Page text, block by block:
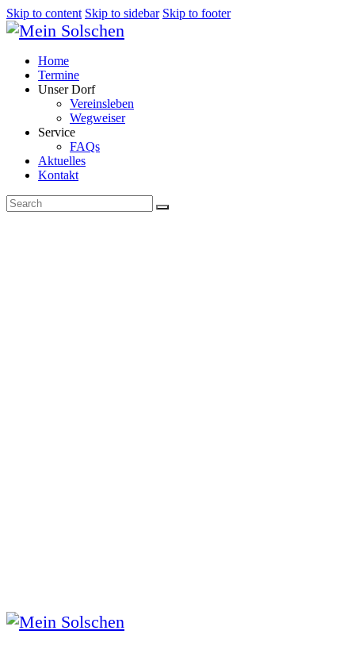
Skip to content Skip to sidebar Skip to footer
Home
Termine
Unser Dorf
Vereinsleben
Wegweiser
Service
FAQs
Aktuelles
Kontakt